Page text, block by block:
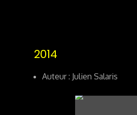
2014
Auteur : Julien Salaris